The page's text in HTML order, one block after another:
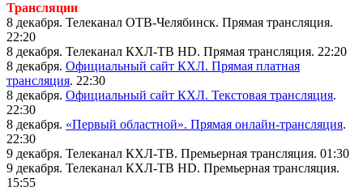
Трансляции
8 декабря. Телеканал ОТВ-Челябинск. Прямая трансляция.
22:20
8 декабря. Телеканал КХЛ-ТВ HD. Прямая трансляция. 22:20
8 декабря. Официальный сайт КХЛ. Прямая платная
трансляция. 22:30
8 декабря. Официальный сайт КХЛ. Текстовая трансляция.
22:30
8 декабря. «Первый областной». Прямая онлайн-трансляция.
22:30
9 декабря. Телеканал КХЛ-ТВ. Премьерная трансляция. 01:30
9 декабря. Телеканал КХЛ-ТВ HD. Премьерная трансляция.
15:55